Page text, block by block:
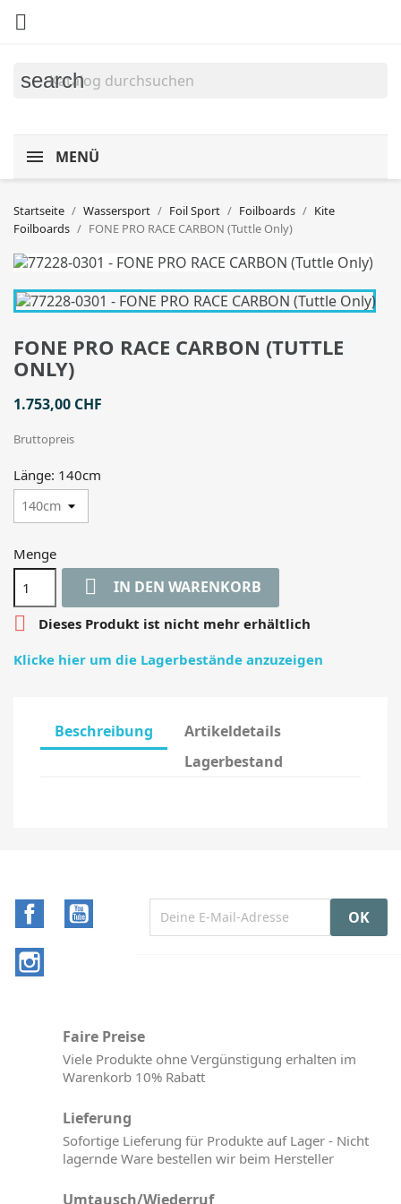

search
MENÜ
Startseite Wassersport Foil Sport Foilboards
Kite
Foilboards
FONE PRO RACE CARBON (Tuttle Only)
FONE PRO RACE CARBON (TUTTLE
ONLY)
1.753,00 CHF
Bruttopreis
Länge: 140cm
Menge
 IN DEN WARENKORB

Dieses Produkt ist nicht mehr erhältlich
Klicke hier um die Lagerbestände anzuzeigen
Beschreibung
Artikeldetails
Lagerbestand
Facebook
Faire Preise
Viele Produkte ohne Vergünstigung erhalten im
Warenkorb 10% Rabatt
Lieferung
Sofortige Lieferung für Produkte auf Lager - Nicht
lagernde Ware bestellen wir beim Hersteller
Umtausch/Wiederruf